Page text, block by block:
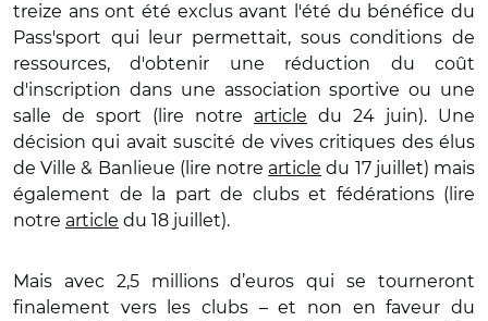
treize ans ont été exclus avant l'été du bénéfice du
Pass'sport qui leur permettait, sous conditions de
ressources, d'obtenir une réduction du coût
d'inscription dans une association sportive ou une
salle de sport (lire notre article du 24 juin). Une
décision qui avait suscité de vives critiques des élus
de Ville & Banlieue (lire notre article du 17 juillet) mais
également de la part de clubs et fédérations (lire
notre article du 18 juillet).
Mais avec 2,5 millions d’euros qui se tourneront
finalement vers les clubs – et non en faveur du